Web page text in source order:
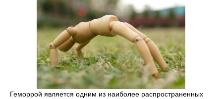
Геморрой является одним из наиболее распространенных